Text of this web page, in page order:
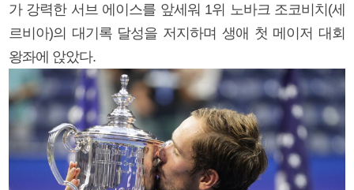
가 강력한 서브 에이스를 앞세워 1위 노바크 조코비치(세
르비아)의 대기록 달성을 저지하며 생애 첫 메이저 대회
왕좌에 앉았다.